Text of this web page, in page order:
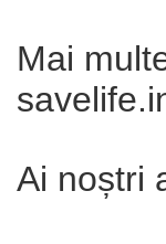
Mai
Ai noștri